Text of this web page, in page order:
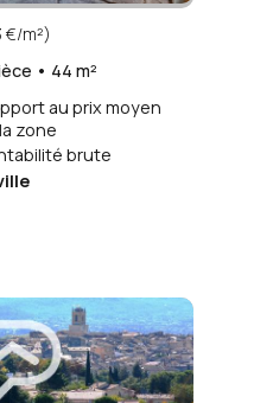
€/m²)
• 44 m²
au prix moyen
zone
brute